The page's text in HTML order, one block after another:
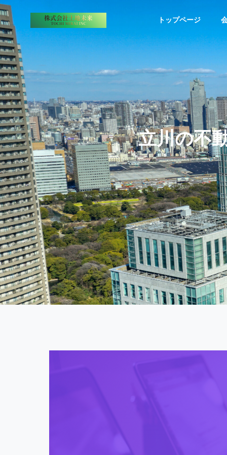
トップページ
COMPANY
会社案内
代表挨拶
スタッフ
SERVICE
事業内容
投資ロー
立川の不